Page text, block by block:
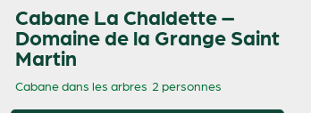
Cabane La Chaldette –
Domaine de la Grange Saint
Martin
Cabane dans les arbres 2 personnes